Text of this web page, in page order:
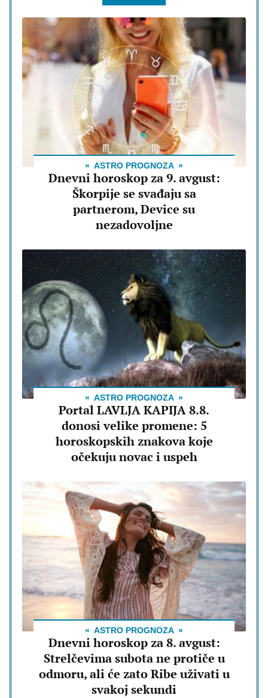
ASTRO PROGNOZA
Dnevni horoskop za 9. avgust:
Škorpije se svađaju sa
partnerom, Device su
nezadovoljne
ASTRO PROGNOZA
Portal LAVLJA KAPIJA 8.8.
donosi velike promene: 5
horoskopskih znakova koje
očekuju novac i uspeh
ASTRO PROGNOZA
Dnevni horoskop za 8. avgust:
Strelčevima subota ne protiče u
odmoru, ali će zato Ribe uživati u
svakoj sekundi